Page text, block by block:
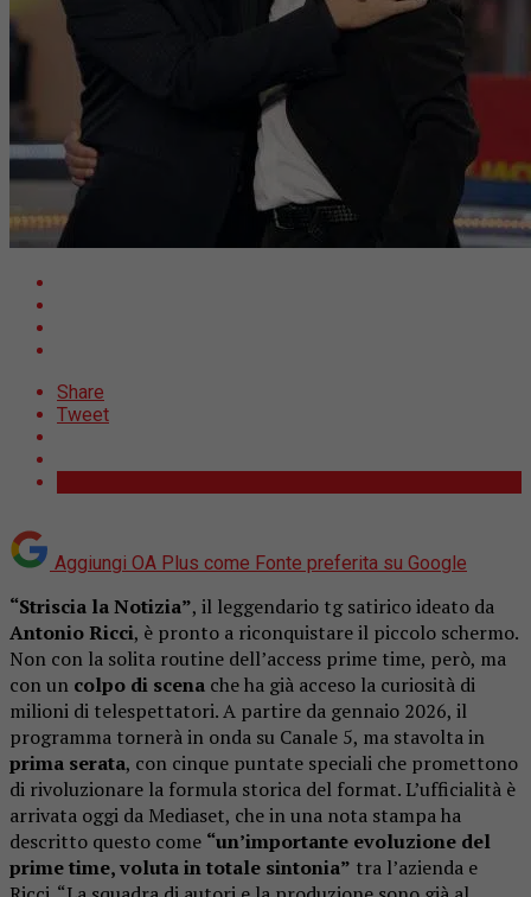
Share
Tweet
Aggiungi OA Plus come Fonte preferita su Google
“Striscia la Notizia”, il leggendario tg satirico ideato da
Antonio Ricci, è pronto a riconquistare il piccolo schermo.
Non con la solita routine dell’access prime time, però, ma
con un colpo di scena che ha già acceso la curiosità di
milioni di telespettatori. A partire da gennaio 2026, il
programma tornerà in onda su Canale 5, ma stavolta in
prima serata, con cinque puntate speciali che promettono
di rivoluzionare la formula storica del format. L’ufficialità è
arrivata oggi da Mediaset, che in una nota stampa ha
descritto questo come “un’importante evoluzione del
prime time, voluta in totale sintonia” tra l’azienda e